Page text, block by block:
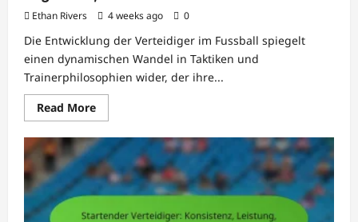
Ethan Rivers 4 weeks ago 0
Die Entwicklung der Verteidiger im Fussball spiegelt
einen dynamischen Wandel in Taktiken und
Trainerphilosophien wider, der ihre...
Read MoreRead
more
Verteidiger
Geschichte:
Evolution,
Legenden,
Meilensteine